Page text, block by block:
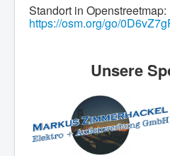
Standort in Openstreetmap:
https://osm.org/go/
Unsere